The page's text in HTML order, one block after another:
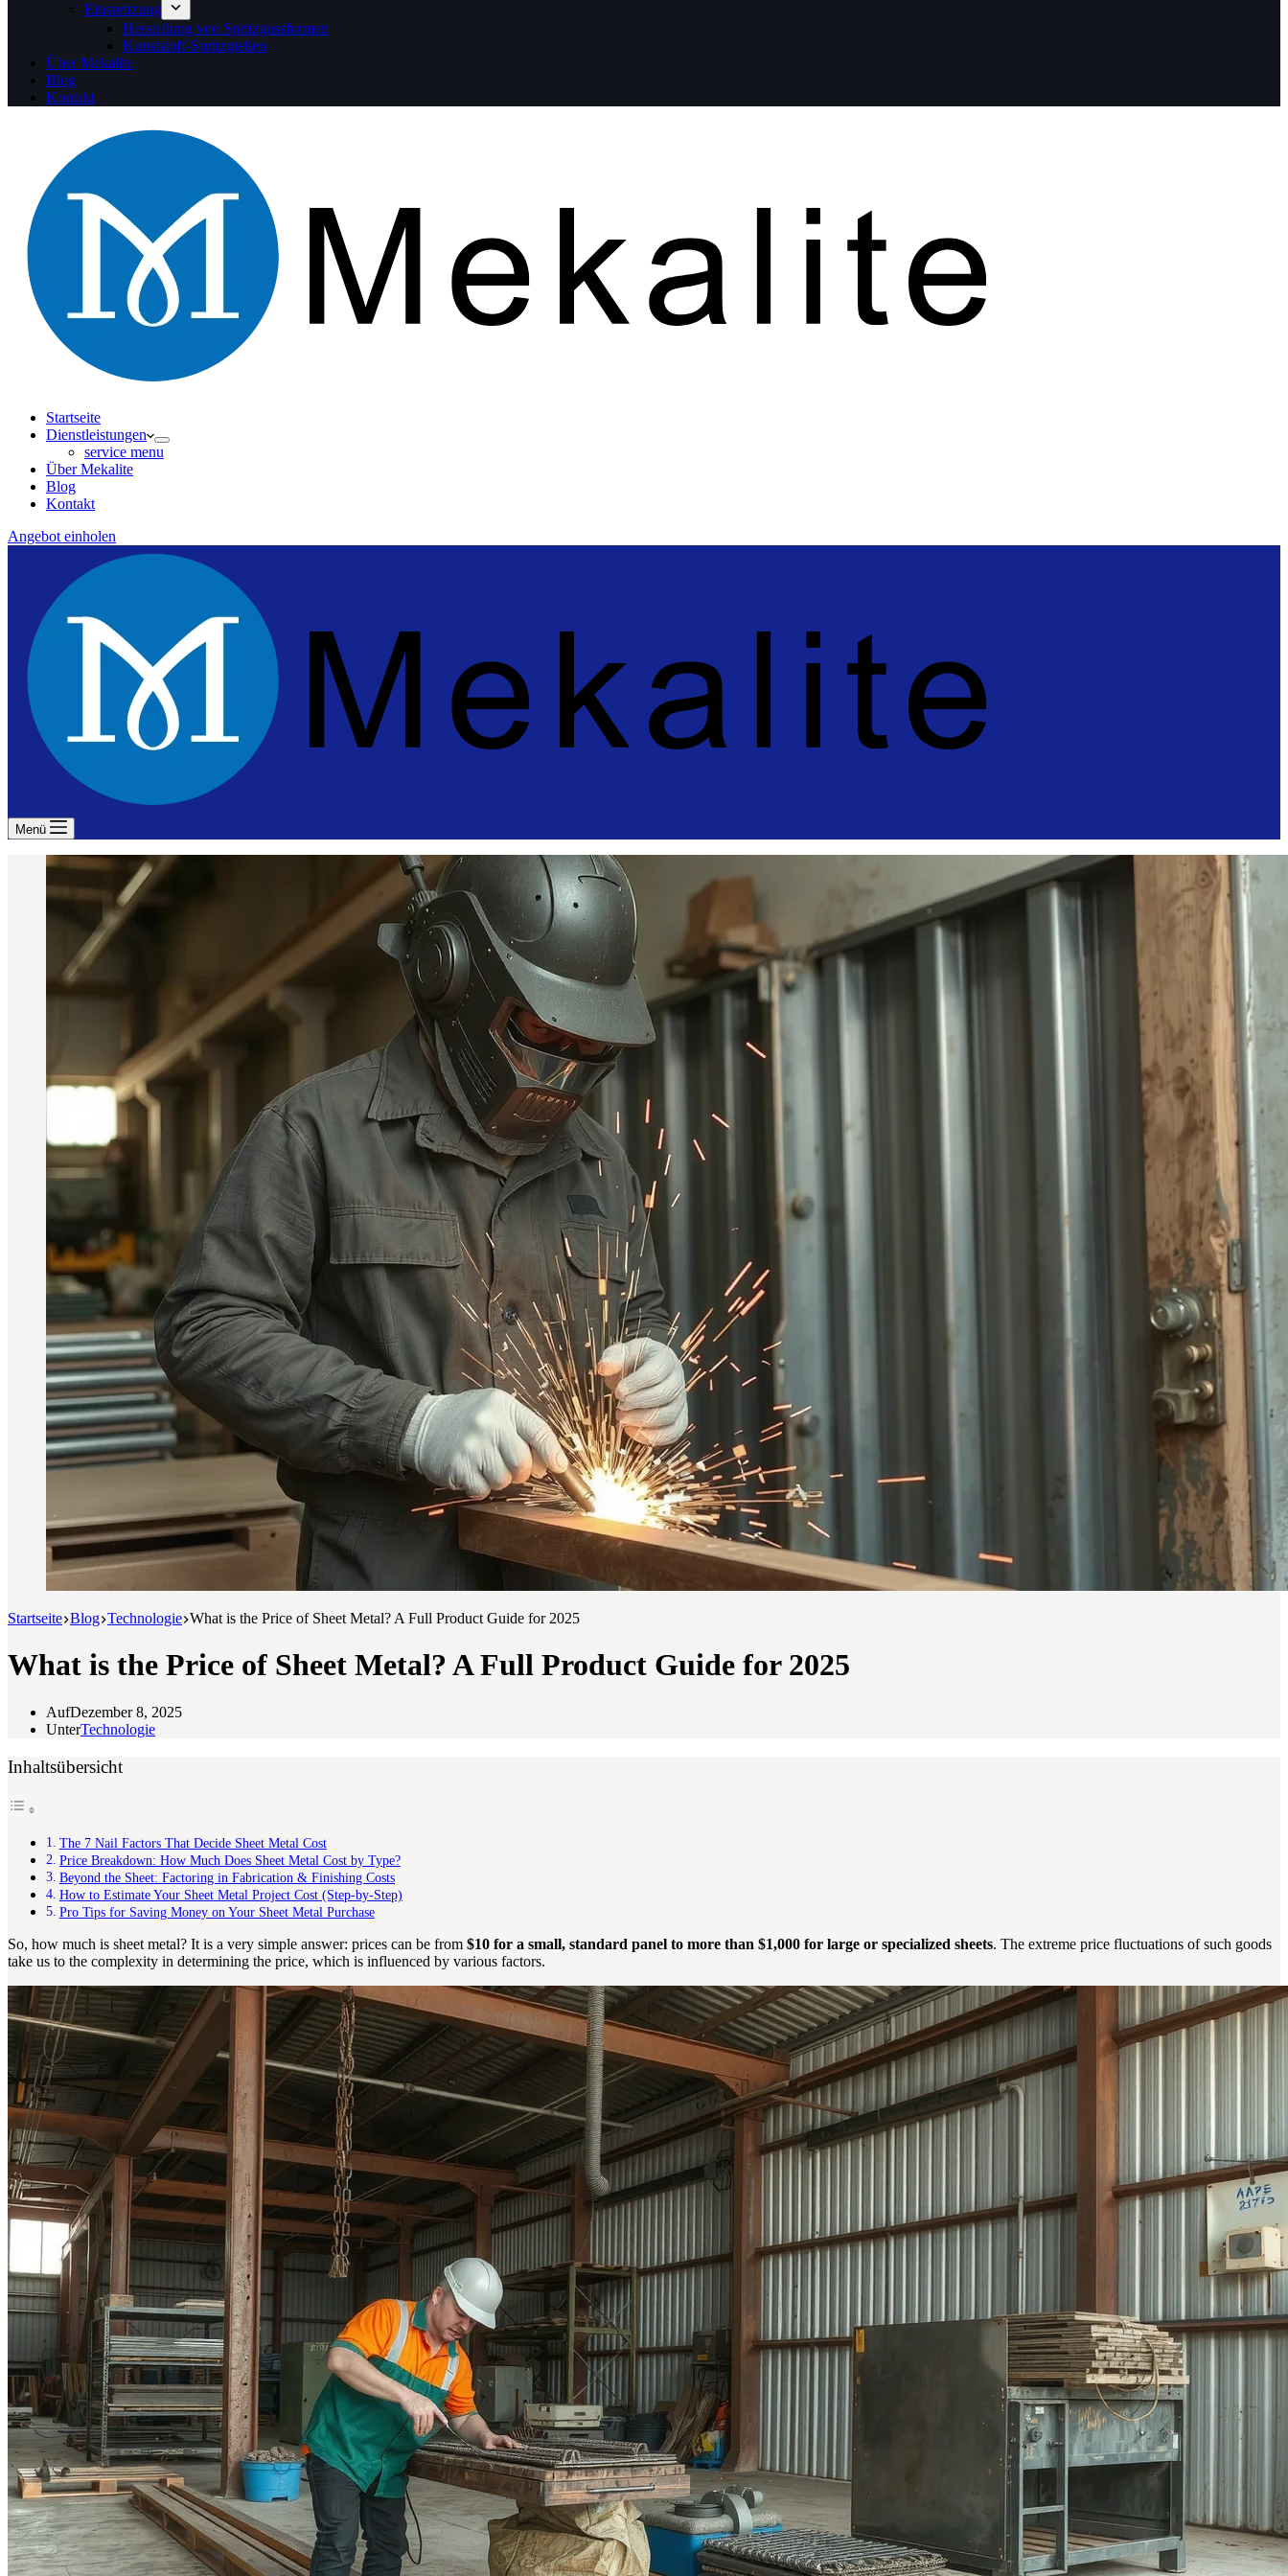
Einspritzung
Herstellung von Spritzgussformen
Kunststoff-Spritzgießen
Über Mekalite
Blog
Kontakt
Startseite
Dienstleistungen
service menu
Über Mekalite
Blog
Kontakt
Angebot einholen
Menü
Startseite Blog Technologie What is the Price of Sheet Metal? A Full Product Guide for 2025
What is the Price of Sheet Metal? A Full Product Guide for 2025
AufDezember 8, 2025
UnterTechnologie
Inhaltsübersicht
The 7 Nail Factors That Decide Sheet Metal Cost
Price Breakdown: How Much Does Sheet Metal Cost by Type?
Beyond the Sheet: Factoring in Fabrication & Finishing Costs
How to Estimate Your Sheet Metal Project Cost (Step-by-Step)
Pro Tips for Saving Money on Your Sheet Metal Purchase
So, how much is sheet metal? It is a very simple answer: prices can be from $10 for a small, standard panel to more than $1,000 for large or specialized sheets. The extreme price fluctuations of such goods
take us to the complexity in determining the price, which is influenced by various factors.